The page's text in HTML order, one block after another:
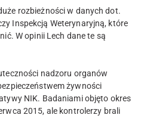
rozbieżności w danych dot.
Inspekcją Weterynaryjną, które
W opinii Lech dane te są
nadzoru organów
żywności
NIK. Badaniami objęto okres
2015, ale kontrolerzy brali